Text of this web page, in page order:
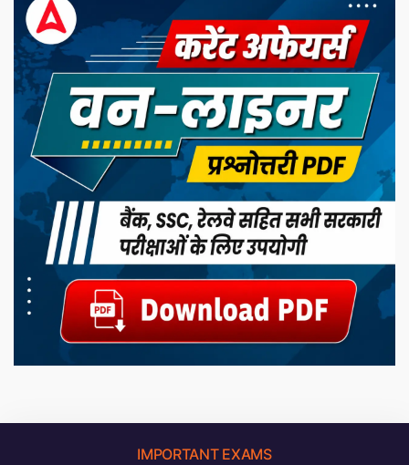
IMPORTANT EXAMS